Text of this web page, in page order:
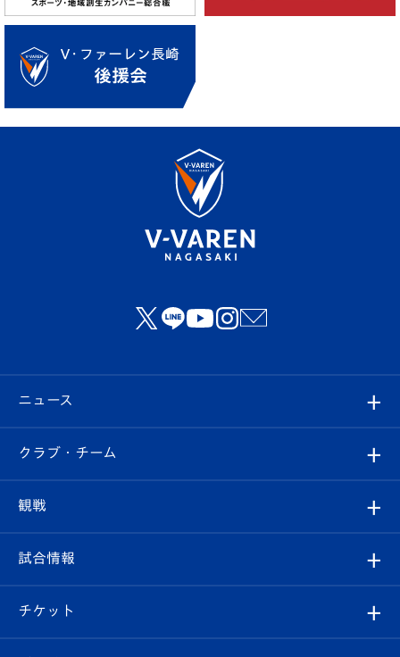
ニュース
すべて
クラブ
試合情報
クラブ・チーム
クラブ概要
エンブレム紹介
観戦
観戦ルール
はじめての観戦ガイド
試合情報
試合日程/結果
チケット